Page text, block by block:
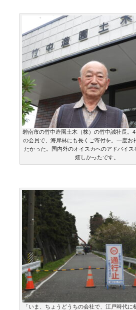
碧南市の竹中造園土木（株）の竹中誠社長。
の会員で、海岸林にも長くご寄付を。一度お
たかった。国内外のオイスカへのアドバイス
嬉しかったです。
「いま、ちょうどうちの会社で、江戸時代に